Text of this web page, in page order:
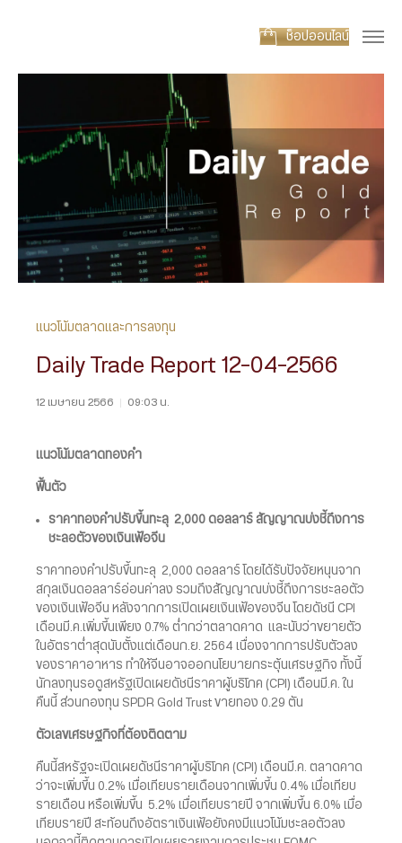
ช็อปออนไลน์
แนวโน้มตลาดและการลงทุน
Daily Trade Report 12-04-2566
12 เมษายน 2566 | 09:03 น.
แนวโน้มตลาดทองคำ
ฟื้นตัว
ราคาทองคำปรับขึ้นทะลุ 2,000 ดอลลาร์ สัญญาณบ่งชี้ถึงการ
ชะลอตัวของเงินเฟ้อจีน
ราคาทองคำปรับขึ้นทะลุ 2,000 ดอลลาร์ โดยได้รับปัจจัยหนุนจาก
สกุลเงินดอลลาร์อ่อนค่าลง รวมถึงสัญญาณบ่งชี้ถึงการชะลอตัว
ของเงินเฟ้อจีน หลังจากการเปิดเผยเงินเฟ้อของจีน โดยดัชนี CPI
เดือนมี.ค.เพิ่มขึ้นเพียง 0.7% ต่ำกว่าตลาดคาด และนับว่าขยายตัว
ในอัตราต่ำสุดนับตั้งแต่เดือนก.ย. 2564 เนื่องจากการปรับตัวลง
ของราคาอาหาร ทำให้จีนอาจออกนโยบายกระตุ้นเศรษฐกิจ ทั้งนี้
นักลงทุนรอดูสหรัฐเปิดเผยดัชนีราคาผู้บริโภค (CPI) เดือนมี.ค. ใน
คืนนี้ ส่วนกองทุน SPDR Gold Trust ขายทอง 0.29 ตัน
ตัวเลขเศรษฐกิจที่ต้องติดตาม
คืนนี้สหรัฐจะเปิดเผยดัชนีราคาผู้บริโภค (CPI) เดือนมี.ค. ตลาดคาด
ว่าจะเพิ่มขึ้น 0.2% เมื่อเทียบรายเดือนจากเพิ่มขึ้น 0.4% เมื่อเทียบ
รายเดือน หรือเพิ่มขึ้น 5.2% เมื่อเทียบรายปี จากเพิ่มขึ้น 6.0% เมื่อ
เทียบรายปี สะท้อนถึงอัตราเงินเฟ้อยังคงมีแนวโน้มชะลอตัวลง